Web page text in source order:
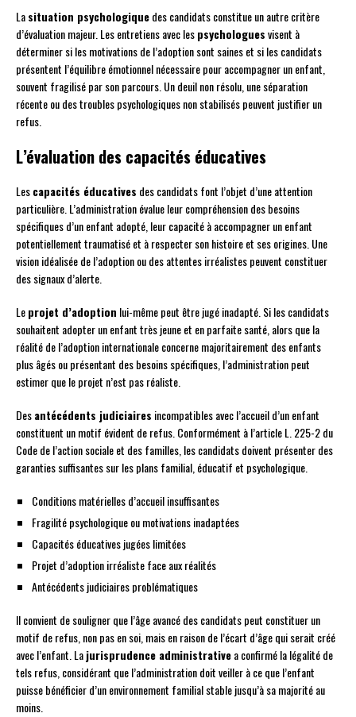
Lasituation psychologiquedes candidats constitue un autre critère
d’évaluation majeur. Les entretiens avec lespsychologuesvisent à
déterminer si les motivations de l’adoption sont saines et si les candidats
présentent l’équilibre émotionnel nécessaire pour accompagner un enfant,
souvent fragilisé par son parcours. Un deuil non résolu, une séparation
récente ou des troubles psychologiques non stabilisés peuvent justifier un
refus.
L’évaluation des capacités éducatives
Lescapacités éducatives des candidats font l’objet d’une attention
particulière. L’administration évalue leur compréhension des besoins
spécifiques d’un enfant adopté, leur capacité à accompagner un enfant
potentiellement traumatisé et à respecter son histoire et ses origines. Une
vision idéalisée de l’adoption ou des attentes irréalistes peuvent constituer
des signaux d’alerte.
Leprojet d’adoption lui-même peut être jugé inadapté. Si les candidats
souhaitent adopter un enfant très jeune et en parfaite santé, alors que la
réalité de l’adoption internationale concerne majoritairement des enfants
plus âgés ou présentant des besoins spécifiques, l’administration peut
estimer que le projet n’est pas réaliste.
Desantécédents judiciaires incompatibles avec l’accueil d’un enfant
constituent un motif évident de refus. Conformément à l’article L. 225-2 du
Code de l’action sociale et des familles, les candidats doivent présenter des
garanties suffisantes sur les plans familial, éducatif et psychologique.
Conditions matérielles d’accueil insuffisantes
Fragilité psychologique ou motivations inadaptées
Capacités éducatives jugées limitées
Projet d’adoption irréaliste face aux réalités
Antécédents judiciaires problématiques
Il convient de souligner que l’âge avancé des candidats peut constituer un
motif de refus, non pas en soi, mais en raison de l’écart d’âge qui serait créé
avec l’enfant. Lajurisprudence administrativea confirmé la légalité de
tels refus, considérant que l’administration doit veiller à ce que l’enfant
puisse bénéficier d’un environnement familial stable jusqu’à sa majorité au
moins.